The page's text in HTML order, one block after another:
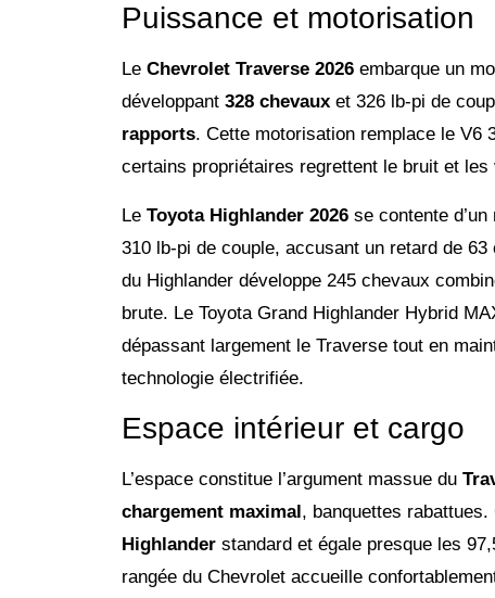
Puissance et motorisation
Le Chevrolet Traverse 2026 embarque un
développant 328 chevaux et 326 lb-pi de
rapports. Cette motorisation remplace le V6
certains propriétaires regrettent le bruit et
Le Toyota Highlander 2026 se contente d’un
310 lb-pi de couple, accusant un retard de
du Highlander développe 245 chevaux
brute. Le Toyota Grand Highlander Hybrid
dépassant largement le Traverse tout en
technologie électrifiée.
Espace intérieur et cargo
L’espace constitue l’argument massue du
chargement maximal, banquettes
Highlander standard et égale presque les
rangée du Chevrolet accueille